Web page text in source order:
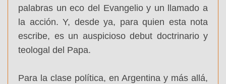
palabras un eco del Evangelio y un llamado a
la acción. Y, desde ya, para quien esta nota
escribe, es un auspicioso debut doctrinario y
teologal del Papa.
Para la clase política, en Argentina y más allá,